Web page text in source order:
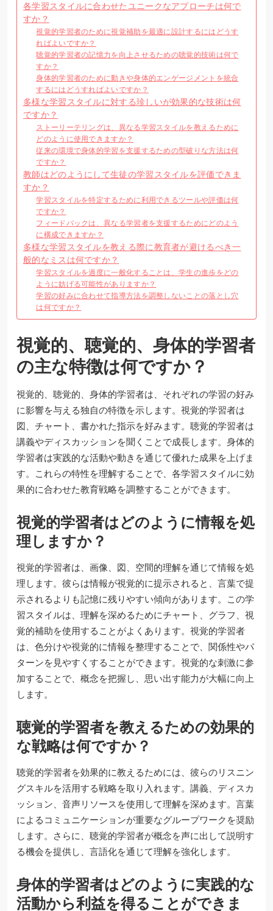
各学習スタイルに合わせたユニークなアプローチは何で
すか？
視覚的学習者のために視覚補助を最適に設計するにはどうす
ればよいですか？
聴覚的学習者の記憶力を向上させるための聴覚的技術は何で
すか？
身体的学習者のために動きや身体的エンゲージメントを統合
するにはどうすればよいですか？
多様な学習スタイルに対する珍しいが効果的な技術は何
ですか？
ストーリーテリングは、異なる学習スタイルを教えるために
どのように使用できますか？
従来の環境で身体的学習を支援するための型破りな方法は何
ですか？
教師はどのようにして生徒の学習スタイルを評価できま
すか？
学習スタイルを特定するために利用できるツールや評価は何
ですか？
フィードバックは、異なる学習者を支援するためにどのよう
に構成できますか？
多様な学習スタイルを教える際に教育者が避けるべき一
般的なミスは何ですか？
学習スタイルを過度に一般化することは、学生の進歩をどの
ように妨げる可能性がありますか？
学習の好みに合わせて指導方法を調整しないことの落とし穴
は何ですか？
視覚的、聴覚的、身体的学習者
の主な特徴は何ですか？
視覚的、聴覚的、身体的学習者は、それぞれの学習の好み
に影響を与える独自の特徴を示します。視覚的学習者は
図、チャート、書かれた指示を好みます。聴覚的学習者は
講義やディスカッションを聞くことで成長します。身体的
学習者は実践的な活動や動きを通じて優れた成果を上げま
す。これらの特性を理解することで、各学習スタイルに効
果的に合わせた教育戦略を調整することができます。
視覚的学習者はどのように情報を処
理しますか？
視覚的学習者は、画像、図、空間的理解を通じて情報を処
理します。彼らは情報が視覚的に提示されると、言葉で提
示されるよりも記憶に残りやすい傾向があります。この学
習スタイルは、理解を深めるためにチャート、グラフ、視
覚的補助を使用することがよくあります。視覚的学習者
は、色分けや視覚的に情報を整理することで、関係性やパ
ターンを見やすくすることができます。視覚的な刺激に参
加することで、概念を把握し、思い出す能力が大幅に向上
します。
聴覚的学習者を教えるための効果的
な戦略は何ですか？
聴覚的学習者を効果的に教えるためには、彼らのリスニン
グスキルを活用する戦略を取り入れます。講義、ディスカ
ッション、音声リソースを使用して理解を深めます。言葉
によるコミュニケーションが重要なグループワークを奨励
します。さらに、聴覚的学習者が概念を声に出して説明す
る機会を提供し、言語化を通じて理解を強化します。
身体的学習者はどのように実践的な
活動から利益を得ることができま